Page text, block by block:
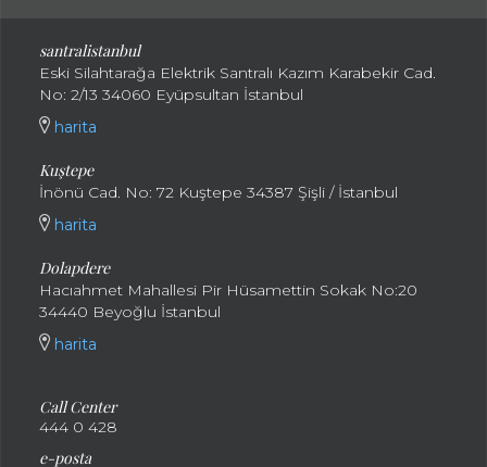
santralistanbul
Eski Silahtarağa Elektrik Santralı Kazım Karabekir Cad.
No: 2/13 34060 Eyüpsultan İstanbul
harita
Kuştepe
İnönü Cad. No: 72 Kuştepe 34387 Şişli / İstanbul
harita
Dolapdere
Hacıahmet Mahallesi Pir Hüsamettin Sokak No:20
34440 Beyoğlu İstanbul
harita
Call Center
444 0 428
e-posta